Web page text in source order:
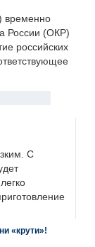
временно
России (ОКР)
российских
С
«крути»!